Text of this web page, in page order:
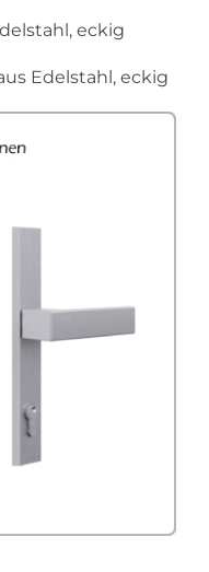
eckig
Edelstahl, eckig